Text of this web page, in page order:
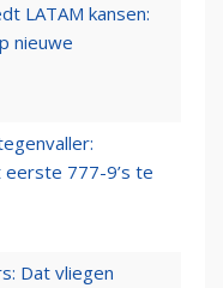
LATAM kansen:
nieuwe
777-9’s te
Dat vliegen